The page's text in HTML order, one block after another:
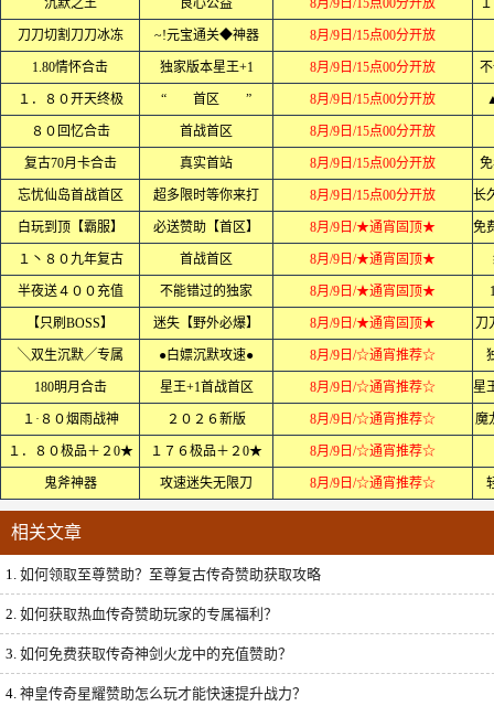
沉默之王 良心公益 8月/9日/15点00分开放
刀刀切割刀刀冰冻 ~!元宝通关◆神器 8月/9日/15点00分开放
1.80情怀合击 独家版本星王+1 8月/9日/15点00分开放
１．８０开天终极 “ 首区 ” 8月/9日/15点00分开放
８０回忆合击 首战首区 8月/9日/15点00分开放
复古70月卡合击 真实首站 8月/9日/15点00分开放
忘忧仙岛首战首区 超多限时等你来打 8月/9日/15点00分开放
白玩到顶【霸服】 必送赞助【首区】 8月/9日/★通宵固顶★
１丶８０九年复古 首战首区 8月/9日/★通宵固顶★
半夜送４００充值 不能错过的独家 8月/9日/★通宵固顶★
【只刷BOSS】 迷失【野外必爆】 8月/9日/★通宵固顶★ 刀
╲双生沉默╱专属 ●白嫖沉默攻速● 8月/9日/☆通宵推荐☆
180明月合击 星王+1首战首区 8月/9日/☆通宵推荐☆
１·８０烟雨战神 ２０２６新版 8月/9日/☆通宵推荐☆ 魔
１．８０极品＋２0★ １７６极品＋２0★ 8月/9日/☆通宵推荐☆
鬼斧神器 攻速迷失无限刀 8月/9日/☆通宵推荐☆
相关文章
1. 如何领取至尊赞助？至尊复古传奇赞助获取攻略
2. 如何获取热血传奇赞助玩家的专属福利？
3. 如何免费获取传奇神剑火龙中的充值赞助？
4. 神皇传奇星耀赞助怎么玩才能快速提升战力？